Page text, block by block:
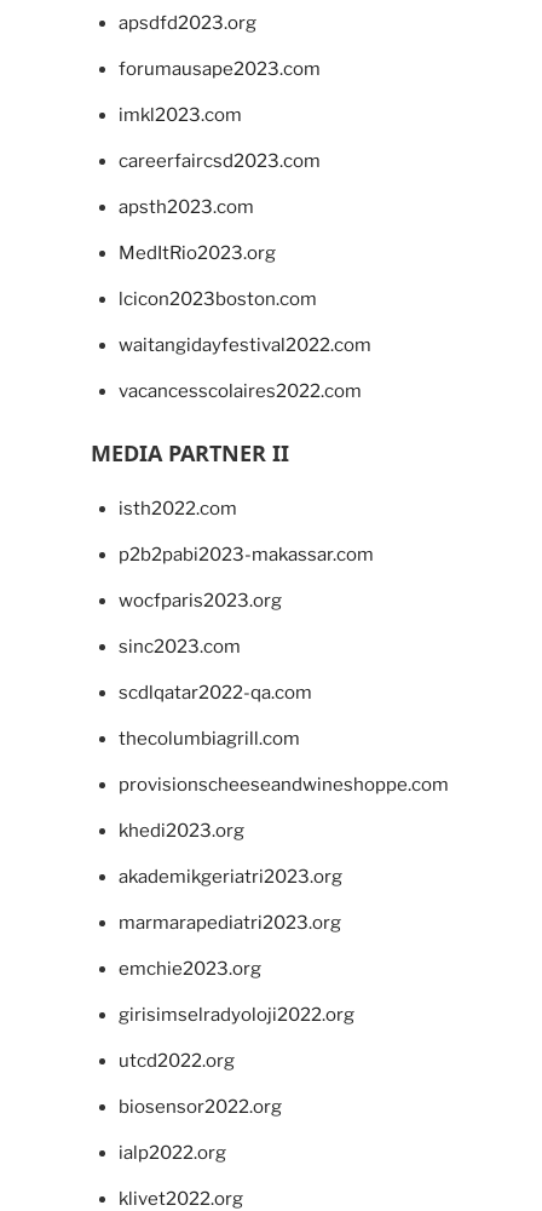
apsdfd2023.org
forumausape2023.com
imkl2023.com
careerfaircsd2023.com
apsth2023.com
MedItRio2023.org
lcicon2023boston.com
waitangidayfestival2022.com
vacancesscolaires2022.com
MEDIA PARTNER II
isth2022.com
p2b2pabi2023-makassar.com
wocfparis2023.org
sinc2023.com
scdlqatar2022-qa.com
thecolumbiagrill.com
provisionscheeseandwineshoppe.com
khedi2023.org
akademikgeriatri2023.org
marmarapediatri2023.org
emchie2023.org
girisimselradyoloji2022.org
utcd2022.org
biosensor2022.org
ialp2022.org
klivet2022.org